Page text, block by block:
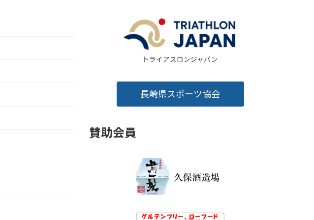
トライアスロンジャパン
長崎県スポーツ協会
賛助会員